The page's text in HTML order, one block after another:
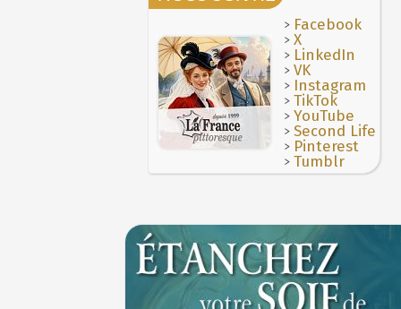
> Facebook
>X
> LinkedIn
>VK
> Instagram
>TikTok
>YouTube
>Second Life
> Pinterest
>Tumblr